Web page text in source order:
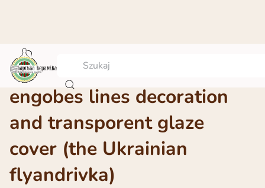
A platter with the colorful
engobes lines decoration
and transporent glaze
cover (the Ukrainian
flyandrivka)